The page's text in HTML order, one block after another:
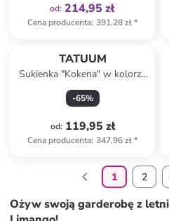
od: 214,95 zł
Cena producenta: 391,28 zł*
TATUUM
Sukienka "Kokena" w kolorze
granatowym
-65%
od: 119,95 zł
Cena producenta: 347,96 zł*
1 2
Ożyw swoją garderobę z